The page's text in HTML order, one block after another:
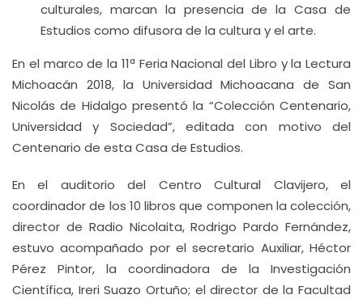
culturales, marcan la presencia de la Casa de
Estudios como difusora de la cultura y el arte.
En el marco de la 11ª Feria Nacional del Libro y la Lectura
Michoacán 2018, la Universidad Michoacana de San
Nicolás de Hidalgo presentó la “Colección Centenario,
Universidad y Sociedad”, editada con motivo del
Centenario de esta Casa de Estudios.
En el auditorio del Centro Cultural Clavijero, el
coordinador de los 10 libros que componen la colección,
director de Radio Nicolaita, Rodrigo Pardo Fernández,
estuvo acompañado por el secretario Auxiliar, Héctor
Pérez Pintor, la coordinadora de la Investigación
Científica, Ireri Suazo Ortuño; el director de la Facultad